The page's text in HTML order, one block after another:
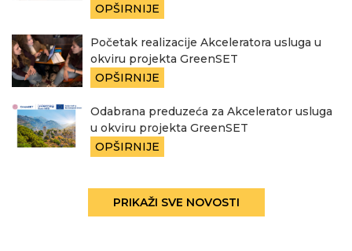
OPŠIRNIJE
Početak realizacije Akceleratora usluga u
okviru projekta GreenSET
OPŠIRNIJE
Odabrana preduzeća za Akcelerator usluga
u okviru projekta GreenSET
OPŠIRNIJE
PRIKAŽI SVE NOVOSTI